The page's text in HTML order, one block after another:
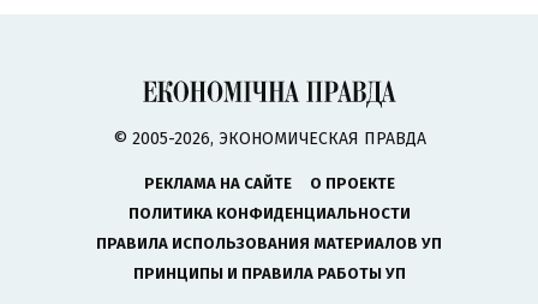
© 2005-2026, ЭКОНОМИЧЕСКАЯ ПРАВДА
РЕКЛАМА НА САЙТЕ
О ПРОЕКТЕ
ПОЛИТИКА КОНФИДЕНЦИАЛЬНОСТИ
ПРАВИЛА ИСПОЛЬЗОВАНИЯ МАТЕРИАЛОВ УП
ПРИНЦИПЫ И ПРАВИЛА РАБОТЫ УП